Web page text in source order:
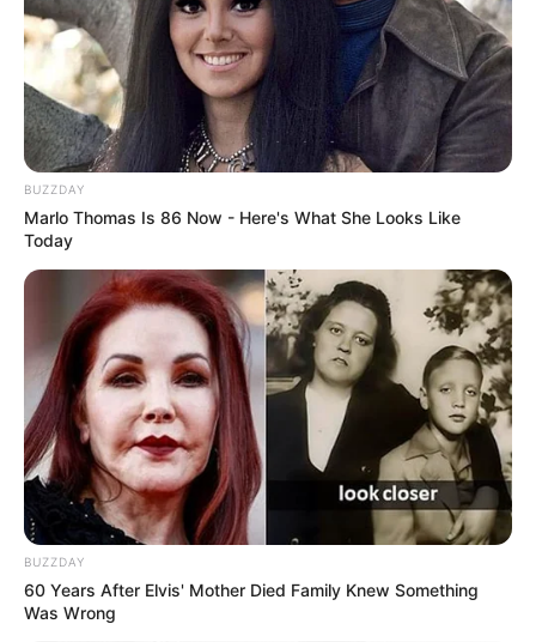
BUZZDAY
Marlo Thomas Is 86 Now - Here's What She Looks Like
Today
BUZZDAY
60 Years After Elvis' Mother Died Family Knew Something
Was Wrong